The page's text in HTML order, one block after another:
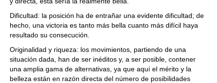
Dificultad: la posición ha de entrañar una evidente dificultad; de
hecho, una victoria es tanto más bella cuanto más difícil haya
resultado su consecución.
Originalidad y riqueza: los movimientos, partiendo de una
situación dada, han de ser inéditos y, a ser posible, contener
una amplia gama de alternativas, ya que aquí el mérito y la
belleza están en razón directa del número de posibilidades